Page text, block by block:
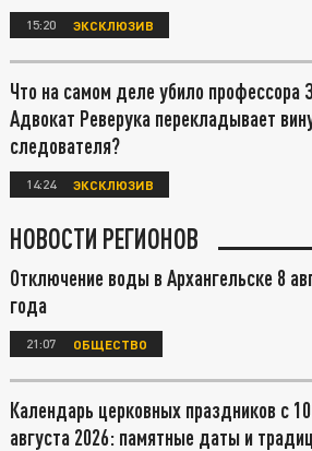
15:20 ЭКСКЛЮЗИВ
Что на самом деле убило профессора
Адвокат Реверука перекладывает
следователя?
14:24 ЭКСКЛЮЗИВ
НОВОСТИ РЕГИОНОВ
Отключение воды в Архангельске 8
года
21:07 ОБЩЕСТВО
Календарь церковных праздников с
августа 2026: памятные даты и